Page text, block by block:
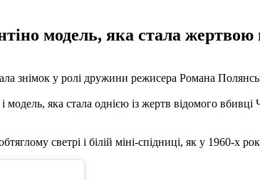
модель, яка стала
знімок у ролі дружини режисера Романа
модель, яка стала однією із жертв відомого
светрі і білій міні-спідниці, як у 1960-х